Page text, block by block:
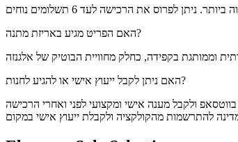
האם הפריט מגיע באריזת מתנה?
האם ניתן לקבל ייעוץ אישי או להגיע לחנות?